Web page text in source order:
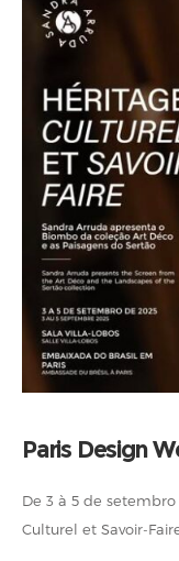
Paris Design
De 3 à 5 de
Culturel et Savoir-